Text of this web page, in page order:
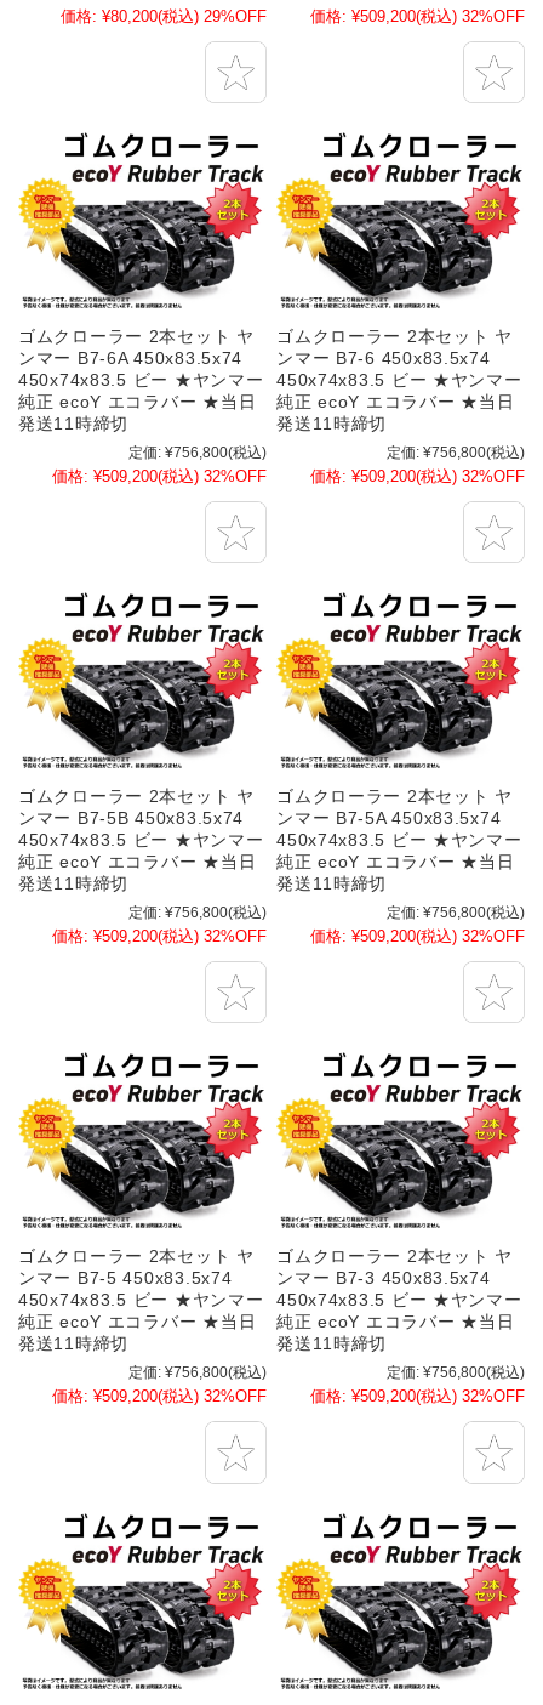
価格: ¥80,200(税込) 29%OFF 価格: ¥509,200(税込) 32%OFF
ゴムクローラー 2本セット ヤ
ンマー B7-6A 450x83.5x74
450x74x83.5 ビー ★ヤンマー
純正 ecoY エコラバー ★当日
発送11時締切
定価: ¥756,800(税込)
価格: ¥509,200(税込) 32%OFF
ゴムクローラー 2本セット ヤ
ンマー B7-6 450x83.5x74
450x74x83.5 ビー ★ヤンマー
純正 ecoY エコラバー ★当日
発送11時締切
定価: ¥756,800(税込)
価格: ¥509,200(税込) 32%OFF
ゴムクローラー 2本セット ヤ
ンマー B7-5B 450x83.5x74
450x74x83.5 ビー ★ヤンマー
純正 ecoY エコラバー ★当日
発送11時締切
定価: ¥756,800(税込)
価格: ¥509,200(税込) 32%OFF
ゴムクローラー 2本セット ヤ
ンマー B7-5A 450x83.5x74
450x74x83.5 ビー ★ヤンマー
純正 ecoY エコラバー ★当日
発送11時締切
定価: ¥756,800(税込)
価格: ¥509,200(税込) 32%OFF
ゴムクローラー 2本セット ヤ
ンマー B7-5 450x83.5x74
450x74x83.5 ビー ★ヤンマー
純正 ecoY エコラバー ★当日
発送11時締切
定価: ¥756,800(税込)
価格: ¥509,200(税込) 32%OFF
ゴムクローラー 2本セット ヤ
ンマー B7-3 450x83.5x74
450x74x83.5 ビー ★ヤンマー
純正 ecoY エコラバー ★当日
発送11時締切
定価: ¥756,800(税込)
価格: ¥509,200(税込) 32%OFF